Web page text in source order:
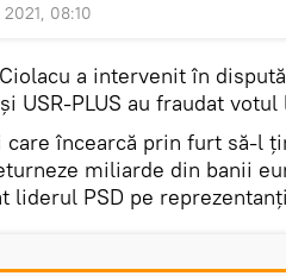
2021, 08:10
a intervenit în
USR-PLUS au fraudat
care încearcă prin furt să-l
miliarde din banii
liderul PSD pe